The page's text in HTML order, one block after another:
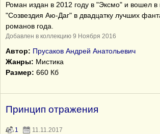
Роман издан в 2012 году в "Эксмо" и вошел в
"Созвездия Аю-Даг" в двадцатку лучших
романов года.
Добавлен в коллекцию 9 Ноября 2016
Автор: Прусаков Андрей Анатольевич
Жанры: Мистика
Размер: 660 Кб
Принцип отражения
1 11.11.2017